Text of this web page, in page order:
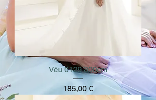
Véu 0129 300cm
Preço
185,00 €